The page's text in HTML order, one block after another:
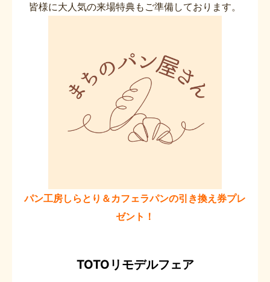
皆様に大人気の来場特典もご準備しております。
パン工房しらとり＆カフェラパンの引き換え券プレ
ゼント！
TOTOリモデルフェア